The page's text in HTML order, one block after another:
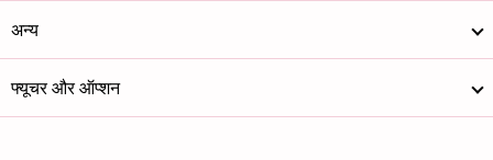
अन्य
फ्यूचर और ऑप्शन